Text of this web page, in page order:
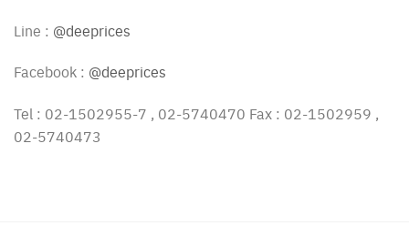
Line : @deeprices
Facebook : @deeprices
Tel : 02-1502955-7 , 02-5740470 Fax : 02-1502959 ,
02-5740473